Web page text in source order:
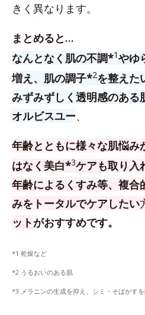
きく異なります。
まとめると…
なんとなく肌の不調*1やゆ
増え、肌の調子*2を整えた
みずみずしく透明感のある
オルビスユー、
年齢とともに様々な肌悩み
はなく美白*3ケアも取り入
年齢によるくすみ等、複合
みをトータルでケアしたい
ットがおすすめです。
*1 乾燥など
*2 うるおいのある肌
*3 メラニンの生成を抑え、シミ・そばかす